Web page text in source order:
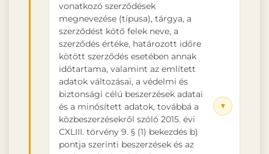
vonatkozó szerződések
megnevezése (típusa), tárgya, a
szerződést kötő felek neve, a
szerződés értéke, határozott időre
kötött szerződés esetében annak
időtartama, valamint az említett
adatok változásai, a védelmi és
biztonsági célú beszerzések adatai
és a minősített adatok, továbbá a
közbeszerzésekről szóló 2015. évi
CXLIII. törvény 9. § (1) bekezdés b)
pontja szerinti beszerzések és az
▾